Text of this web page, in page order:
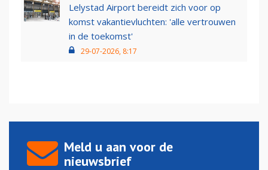
Lelystad Airport bereidt zich voor op
komst vakantievluchten: 'alle vertrouwen
in de toekomst'
29-07-2026, 8:17
Meld u aan voor de
nieuwsbrief